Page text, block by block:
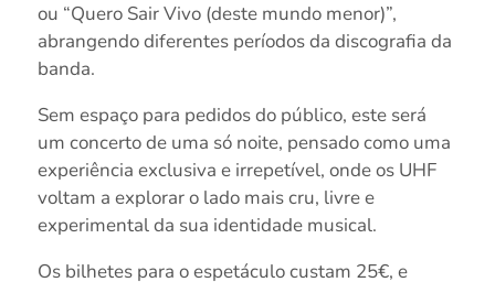
ou “Quero Sair Vivo (deste mundo menor)”,
abrangendo diferentes períodos da discografia da
banda.
Sem espaço para pedidos do público, este será
um concerto de uma só noite, pensado como uma
experiência exclusiva e irrepetível, onde os UHF
voltam a explorar o lado mais cru, livre e
experimental da sua identidade musical.
Os bilhetes para o espetáculo custam 25€, e